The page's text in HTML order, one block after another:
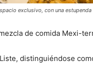
exclusivo, con una
de comida Mexi-
distinguiéndose